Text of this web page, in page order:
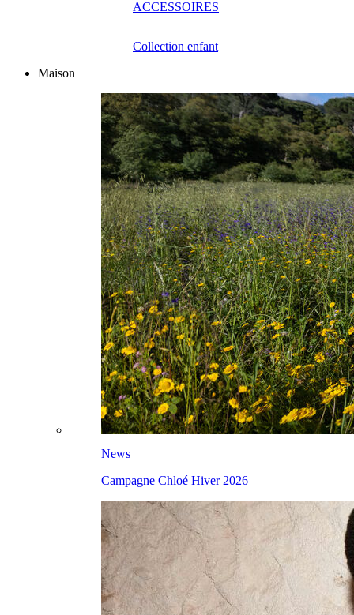
ACCESSOIRES
Collection enfant
Maison
News
Campagne Chloé Hiver 2026